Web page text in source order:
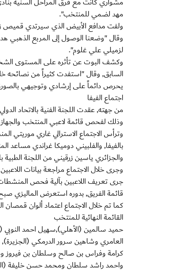
مهد لضمي للمنتخب".
ولفت مدافع الأبيض الذي سيرتدي قميص
وقال "وضعنا الوصول إلى المربع الذهبي
لزميلي علي غلوم".
وكشف البوت عن تأثره على المستوى
السابق, وقال "استفدت كثيراً من نصائحه
يحرص دائماً على إرشادي وتوجيهي
اجتماع الفيفا
من جهته, عقدت اللجنة الفنية بالاتحاد
وذلك لفحص قائمة لاعبي المنتخب
وترأس الاجتماع الاسترالي غاري موريتي
بالفيفا, والفلبيني دوميكا غراندي مساعد
والجزائري ياسين زرقيني من اللجنة الطبية
وجرى خلال الاجتماع مراجعة بيانات
جرى تعريف اللاعبين بآلية فحص
قائمة الفريق, بدوره استعرض الماليزي
كما تم خلال الاجتماع اعتماد ألوان قمصان
القائمة النهائية للمنتخب
حميد سالمين (الأهلي),سهيل احمد
العامري وشاهين سرور الدرمكي
كرامة وفراس بن صالح وسلطان بن فيروز
واحمد راشد سلطان ومحمد حسن خليفة